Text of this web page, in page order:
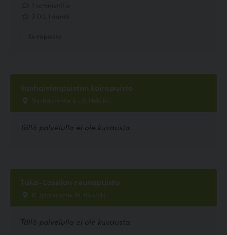
Vanhaistenpuiston koirapuisto
Vanhaistentie 4 - 6, Helsinki
Tällä palvelulla ei ole kuvausta.
Taka-Lassilan reunapuisto
Niitynperäntie 14, Helsinki
Tällä palvelulla ei ole kuvausta.